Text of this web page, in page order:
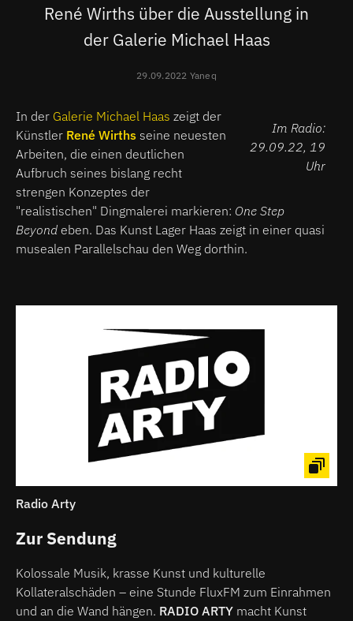
René Wirths über die Ausstellung in
der Galerie Michael Haas
29.09.2022 Yaneq
Im Radio:
29.09.22, 19
Uhr
In der Galerie Michael Haas zeigt der
Künstler René Wirths seine neuesten
Arbeiten, die einen deutlichen
Aufbruch seines bislang recht
strengen Konzeptes der
"realistischen" Dingmalerei markieren: One Step
Beyond eben. Das Kunst Lager Haas zeigt in einer quasi
musealen Parallelschau den Weg dorthin.
Radio Arty
Zur Sendung
Kolossale Musik, krasse Kunst und kulturelle
Kollateralschäden – eine Stunde FluxFM zum Einrahmen
und an die Wand hängen. RADIO ARTY macht Kunst